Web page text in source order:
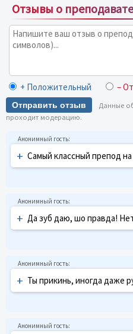
Отзывы о
+ Положительный –
Отправить отзыв
Данные
проходит модерацию.
+ Самый классный препод
+ Да зуб даю, шо правда!
+ Ты прикинь, иногда даже